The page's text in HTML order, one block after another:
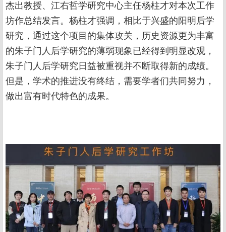
杰出教授、江右哲学研究中心主任杨柱才对本次工作
坊作总结发言。杨柱才强调，相比于兴盛的阳明后学
研究，通过这个项目的集体攻关，历史资源更为丰富
的朱子门人后学研究的薄弱现象已经得到明显改观，
朱子门人后学研究日益被重视并不断取得新的成绩。
但是，学术的推进没有终结，需要学者们共同努力，
做出富有时代特色的成果。